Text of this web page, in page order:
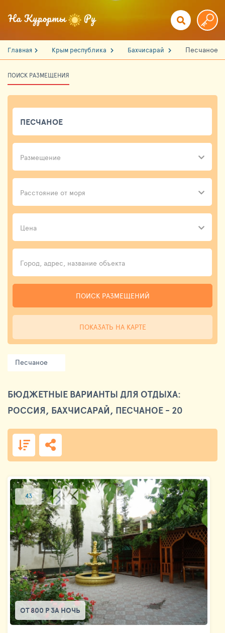
Главная Крым республика Бахчисарай Песчаное
ПОИСК РАЗМЕЩЕНИЯ
Размещение
Расстояние от моря
Цена
ПОИСК РАЗМЕЩЕНИЙ
ПОКАЗАТЬ НА КАРТЕ
Песчаное
БЮДЖЕТНЫЕ ВАРИАНТЫ ДЛЯ ОТДЫХА:
РОССИЯ, БАХЧИСАРАЙ, ПЕСЧАНОЕ - 20
43
ОТ 800 Р ЗА НОЧЬ